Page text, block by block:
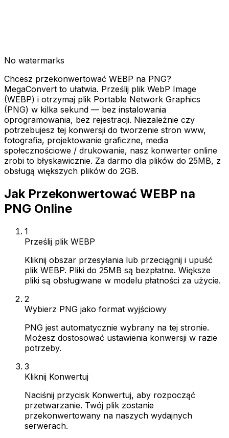
No watermarks
Chcesz przekonwertować WEBP na PNG?
MegaConvert to ułatwia. Prześlij plik WebP Image
(WEBP) i otrzymaj plik Portable Network Graphics
(PNG) w kilka sekund — bez instalowania
oprogramowania, bez rejestracji. Niezależnie czy
potrzebujesz tej konwersji do tworzenie stron www,
fotografia, projektowanie graficzne, media
społecznościowe / drukowanie, nasz konwerter online
zrobi to błyskawicznie. Za darmo dla plików do 25MB, z
obsługą większych plików do 2GB.
Jak Przekonwertować WEBP na
PNG Online
1
Prześlij plik WEBP
Kliknij obszar przesyłania lub przeciągnij i upuść
plik WEBP. Pliki do 25MB są bezpłatne. Większe
pliki są obsługiwane w modelu płatności za użycie.
2
Wybierz PNG jako format wyjściowy
PNG jest automatycznie wybrany na tej stronie.
Możesz dostosować ustawienia konwersji w razie
potrzeby.
3
Kliknij Konwertuj
Naciśnij przycisk Konwertuj, aby rozpocząć
przetwarzanie. Twój plik zostanie
przekonwertowany na naszych wydajnych
serwerach.